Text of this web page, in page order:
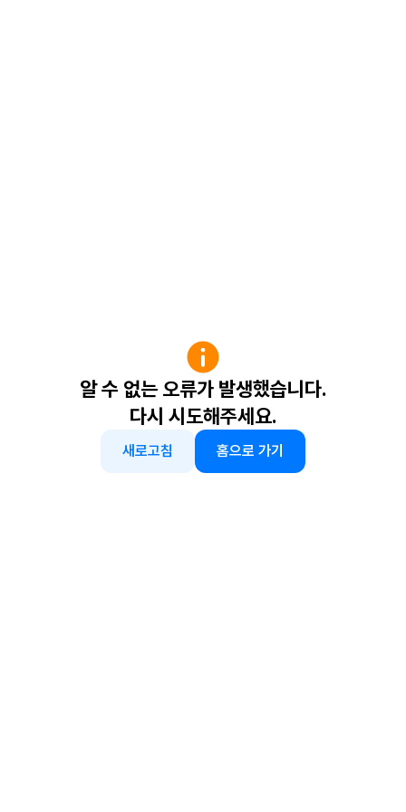
알 수 없는 오류가 발생했습니다.
다시 시도해주세요.
새로고침 홈으로 가기